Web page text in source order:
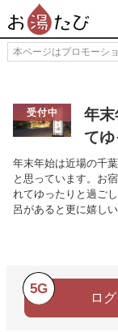
本ページはプロモーシ
受付中
年
てゆ
年末年始は近場の千
と思っています。お
れてゆったりと過ご
呂があると更に嬉し
5G
ロ